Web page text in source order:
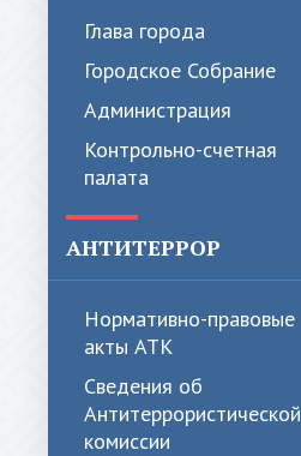
Глава города
Городское Собрание
Администрация
Контрольно-счетная
палата
АНТИТЕРРОР
Нормативно-правовые
акты АТК
Сведения об
Антитеррористической
комиссии